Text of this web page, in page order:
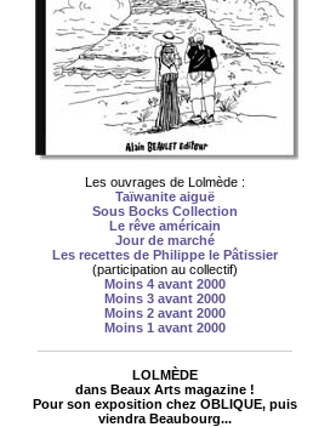
Les ouvrages de Lolmède :
Taïwanite aiguë
Sous Bocks Collection
Le rêve américain
Jour de marché
Les recettes de Philippe le Pâtissier
(participation au collectif)
Moins 4 avant 2000
Moins 3 avant 2000
Moins 2 avant 2000
Moins 1 avant 2000
LOLMÈDE
dans Beaux Arts magazine !
Pour son exposition chez OBLIQUE, puis
viendra Beaubourg...